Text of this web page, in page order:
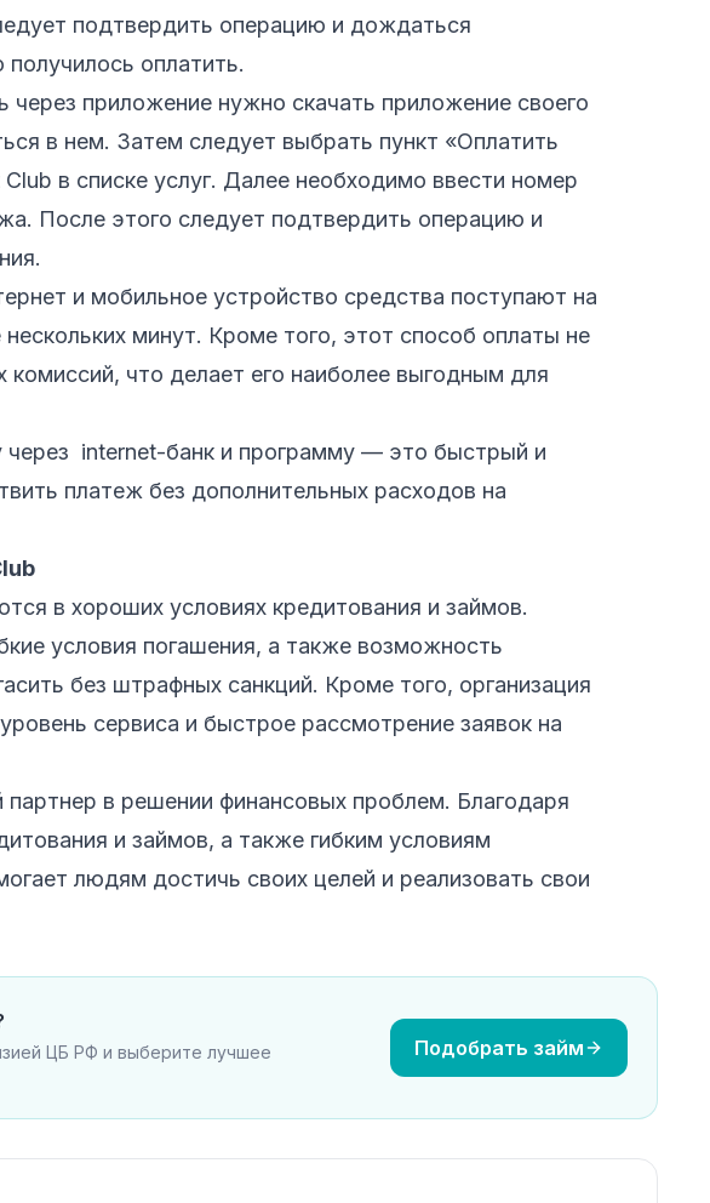
подтвердить операцию и дождаться
оплатить.
через приложение нужно скачать приложение своего
в нем. Затем следует выбрать пункт «Оплатить
в списке услуг. Далее необходимо ввести номер
После этого следует подтвердить операцию и
и мобильное устройство средства поступают на
нескольких минут. Кроме того, этот способ оплаты не
комиссий, что делает его наиболее выгодным для
через internet-банк и программу — это быстрый и
платеж без дополнительных расходов на
в хороших условиях кредитования и займов.
условия погашения, а также возможность
без штрафных санкций. Кроме того, организация
сервиса и быстрое рассмотрение заявок на
в решении финансовых проблем. Благодаря
и займов, а также гибким условиям
людям достичь своих целей и реализовать свои
ЦБ РФ и выберите лучшее
Подобрать займ